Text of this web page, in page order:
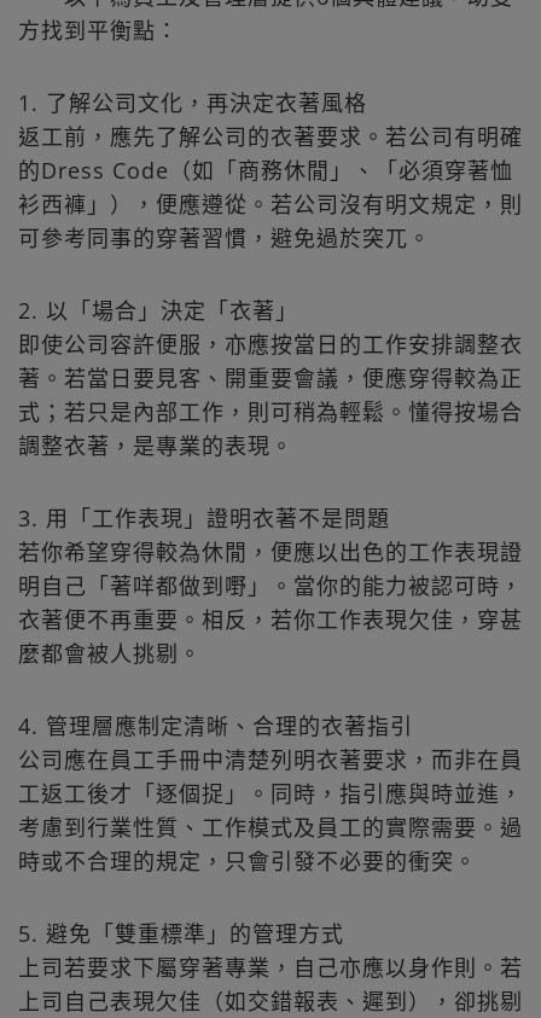
方找到平衡點：
1. 了解公司文化，再決定衣著風格
返工前，應先了解公司的衣著要求。若公司有明確
的Dress Code（如「商務休閒」、「必須穿著恤
衫西褲」），便應遵從。若公司沒有明文規定，則
可參考同事的穿著習慣，避免過於突兀。
2. 以「場合」決定「衣著」
即使公司容許便服，亦應按當日的工作安排調整衣
著。若當日要見客、開重要會議，便應穿得較為正
式；若只是內部工作，則可稍為輕鬆。懂得按場合
調整衣著，是專業的表現。
3. 用「工作表現」證明衣著不是問題
若你希望穿得較為休閒，便應以出色的工作表現證
明自己「著咩都做到嘢」。當你的能力被認可時，
衣著便不再重要。相反，若你工作表現欠佳，穿甚
麼都會被人挑剔。
4. 管理層應制定清晰、合理的衣著指引
公司應在員工手冊中清楚列明衣著要求，而非在員
工返工後才「逐個捉」。同時，指引應與時並進，
考慮到行業性質、工作模式及員工的實際需要。過
時或不合理的規定，只會引發不必要的衝突。
5. 避免「雙重標準」的管理方式
上司若要求下屬穿著專業，自己亦應以身作則。若
上司自己表現欠佳（如交錯報表、遲到），卻挑剔